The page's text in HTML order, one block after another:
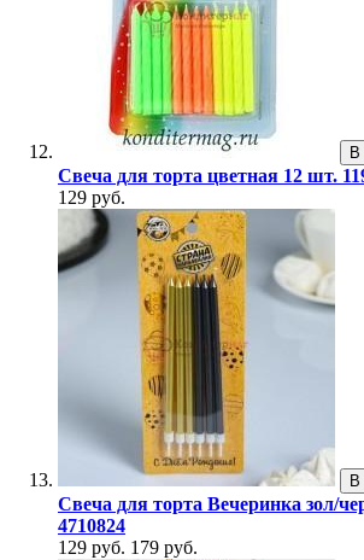
В
Свеча для торта цветная 12 шт.
129 руб.
В
Свеча для торта Вечеринка зол/
4710824
129 руб. 179 руб.